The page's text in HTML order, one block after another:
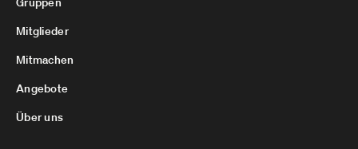
Mitglieder
Mitmachen
Angebote
Über uns